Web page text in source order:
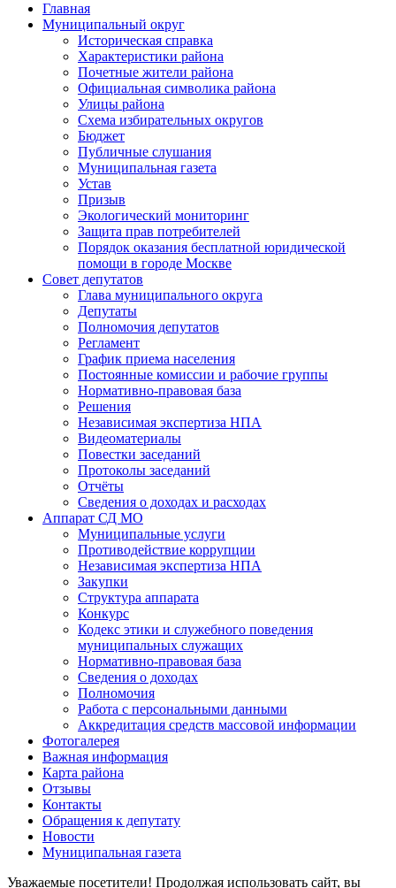
Главная
Муниципальный округ
Историческая справка
Характеристики района
Почетные жители района
Официальная символика района
Улицы района
Схема избирательных округов
Бюджет
Публичные слушания
Муниципальная газета
Устав
Призыв
Экологический мониторинг
Защита прав потребителей
Порядок оказания бесплатной юридической
помощи в городе Москве
Совет депутатов
Глава муниципального округа
Депутаты
Полномочия депутатов
Регламент
График приема населения
Постоянные комиссии и рабочие группы
Нормативно-правовая база
Решения
Независимая экспертиза НПА
Видеоматериалы
Повестки заседаний
Протоколы заседаний
Отчёты
Сведения о доходах и расходах
Аппарат СД МО
Муниципальные услуги
Противодействие коррупции
Независимая экспертиза НПА
Закупки
Структура аппарата
Конкурс
Кодекс этики и служебного поведения
муниципальных служащих
Нормативно-правовая база
Сведения о доходах
Полномочия
Работа с персональными данными
Аккредитация средств массовой информации
Фотогалерея
Важная информация
Карта района
Отзывы
Контакты
Обращения к депутату
Новости
Муниципальная газета
Уважаемые посетители! Продолжая использовать сайт, вы